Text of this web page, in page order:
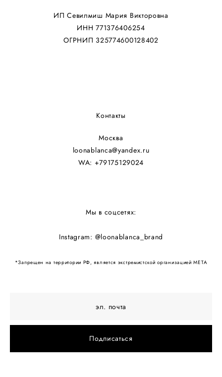
ИП Севилмиш Мария Викторовна
ИНН 771376406254
ОГРНИП 325774600128402
Контакты
Москва
loonablanca@yandex.ru
WA: +79175129024
Мы в соцсетях:
Instagram: @loonablanca_brand
*Запрещен на территории РФ, является экстремистской организацией МЕТА
Подписаться